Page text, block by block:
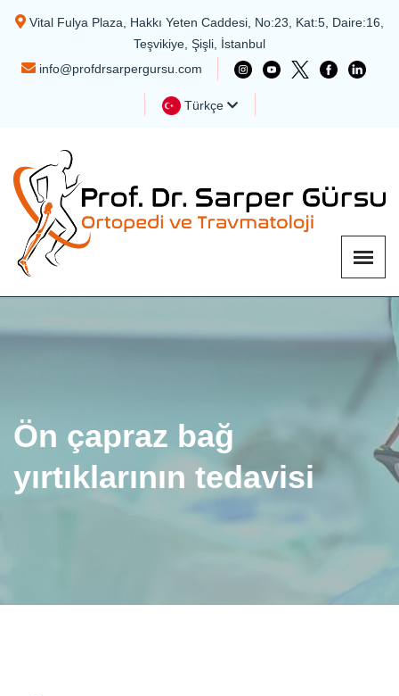
Vital Fulya Plaza, Hakkı Yeten Caddesi, No:23, Kat:5, Daire:16,
Teşvikiye, Şişli, İstanbul
info@profdrsarpergursu.com
Türkçe
Ön çapraz bağ
yırtıklarının tedavisi